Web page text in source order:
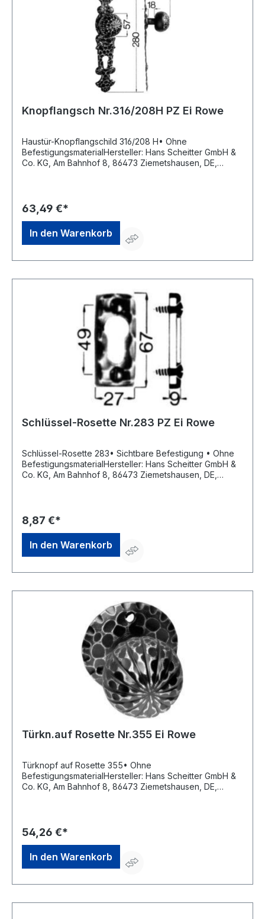
Knopflangsch Nr.316/208H PZ Ei Rowe
Haustür-Knopflangschild 316/208 H• Ohne
BefestigungsmaterialHersteller: Hans Scheitter GmbH &
Co. KG, Am Bahnhof 8, 86473 Ziemetshausen, DE,
63,49 €*
In den Warenkorb
Schlüssel-Rosette Nr.283 PZ Ei Rowe
Schlüssel-Rosette 283• Sichtbare Befestigung • Ohne
BefestigungsmaterialHersteller: Hans Scheitter GmbH &
Co. KG, Am Bahnhof 8, 86473 Ziemetshausen, DE,
8,87 €*
In den Warenkorb
Türkn.auf Rosette Nr.355 Ei Rowe
Türknopf auf Rosette 355• Ohne
BefestigungsmaterialHersteller: Hans Scheitter GmbH &
Co. KG, Am Bahnhof 8, 86473 Ziemetshausen, DE,
54,26 €*
In den Warenkorb